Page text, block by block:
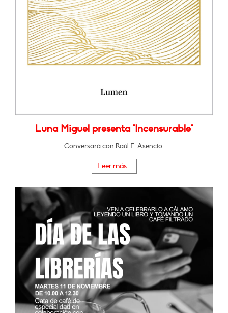
Luna Miguel presenta "Incensurable"
Conversará con Raúl E. Asencio.
Leer más...